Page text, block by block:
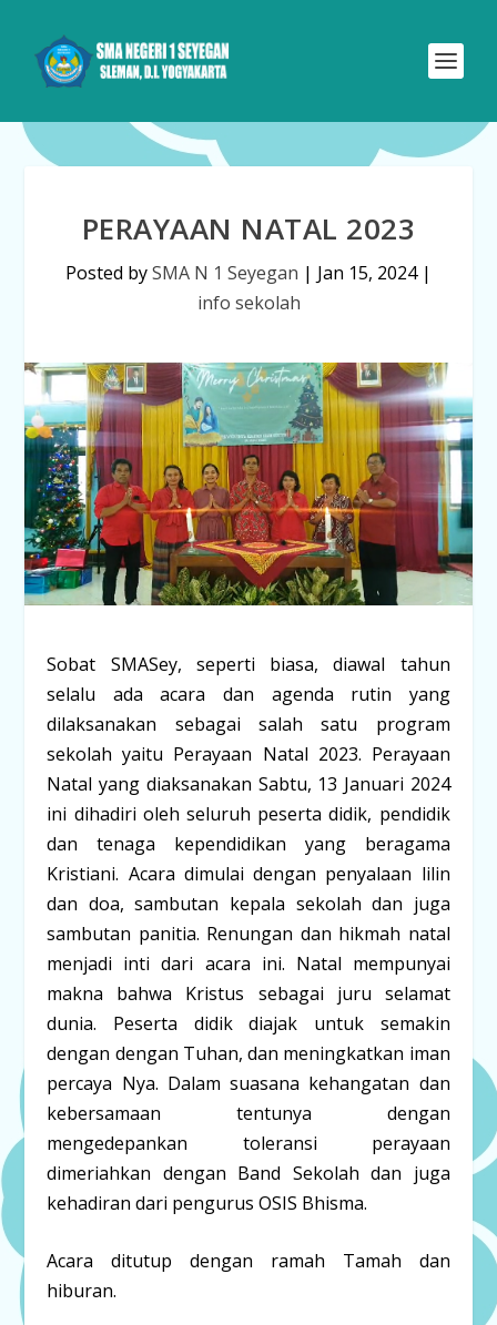
PERAYAAN NATAL 2023
Posted bySMA N 1 Seyegan | Jan 15, 2024|
info sekolah
Sobat SMASey, seperti biasa, diawal tahun
selalu ada acara dan agenda rutin yang
dilaksanakan sebagai salah satu program
sekolah yaitu Perayaan Natal 2023. Perayaan
Natal yang diaksanakan Sabtu, 13 Januari 2024
ini dihadiri oleh seluruh peserta didik, pendidik
dan tenaga kependidikan yang beragama
Kristiani. Acara dimulai dengan penyalaan lilin
dan doa, sambutan kepala sekolah dan juga
sambutan panitia. Renungan dan hikmah natal
menjadi inti dari acara ini. Natal mempunyai
makna bahwa Kristus sebagai juru selamat
dunia. Peserta didik diajak untuk semakin
dengan dengan Tuhan, dan meningkatkan iman
percaya Nya. Dalam suasana kehangatan dan
kebersamaan tentunya dengan
mengedepankan toleransi perayaan
dimeriahkan dengan Band Sekolah dan juga
kehadiran dari pengurus OSIS Bhisma.
Acara ditutup dengan ramah Tamah dan
hiburan.